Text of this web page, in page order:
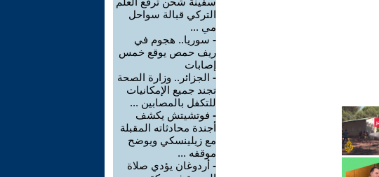
التركي قبالة سواحل
مي ...
- سوريا.. هجوم في
ريف حمص يوقع خمس
إصابات
- الجزائر.. وزارة الصحة
تجند جميع الإمكانيات
للتكفل بالمصابين ...
- فوتشيتش يكشف
أجندة محادثاته المقبلة
مع زيلينسكي ويوضح
موقفه ...
- أردوغان يؤدي صلاة